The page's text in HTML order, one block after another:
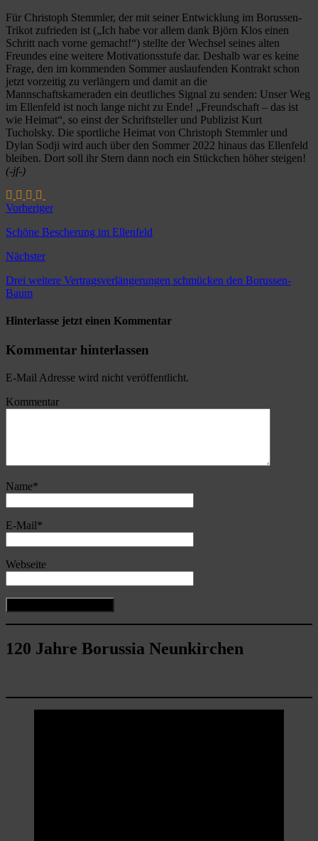
Für Christoph Stemmler, der mit seiner Entwicklung im Borussen-
Trikot zufrieden ist („Ich habe vor allem dank Björn Klos einen
Schritt nach vorne gemacht!“) stellte der Wechsel seines alten
Freundes eine weitere Motivationsstufe dar. Deshalb war es keine
Frage, den im kommenden Sommer auslaufenden Kontrakt schon
jetzt vorzeitig zu verlängern und damit an die
Mannschaftskameraden ein deutliches Signal zu senden: Unser Weg
im Ellenfeld ist noch lange nicht zu Ende! „Freundschaft – das ist
wie Heimat“, so einst der Schriftsteller und Publizist Kurt
Tucholsky. Die sportliche Heimat von Christoph Stemmler und
Dylan Sodji wird auch über den Sommer 2022 hinaus das Ellenfeld
bleiben. Dort soll ihr Stern dann noch ein Stückchen höher steigen!
(-jf-)
Vorheriger
Schöne Bescherung im Ellenfeld
Nächster
Drei weitere Vertragsverlängerungen schmücken den Borussen-
Baum
Hinterlasse jetzt einen Kommentar
Kommentar hinterlassen
E-Mail Adresse wird nicht veröffentlicht.
Kommentar
Name*
E-Mail*
Webseite
120 Jahre Borussia Neunkirchen